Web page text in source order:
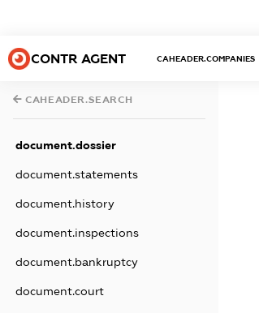
CONTR AGENT CAHEADER.COMPANIES
CAHEADER.SEARCH
document.dossier
document.statements
document.history
document.inspections
document.bankruptcy
document.court